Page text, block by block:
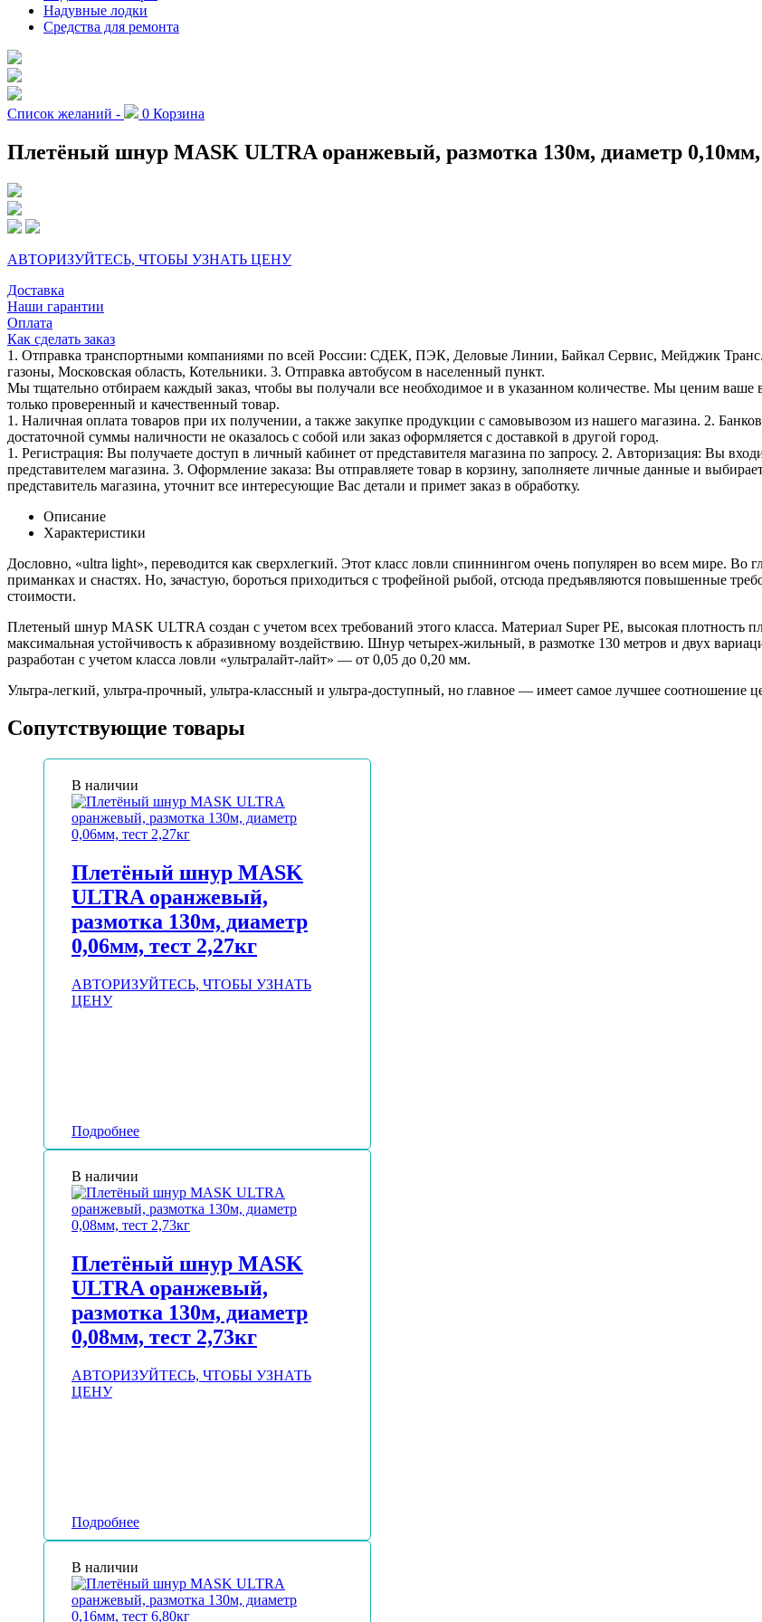
Надувные лодки
Средства для ремонта
Список желаний - 0 Корзина
Плетёный шнур MASK ULTRA оранжевый, размотка 130м, диаметр 0,10мм,
АВТОРИЗУЙТЕСЬ, ЧТОБЫ УЗНАТЬ ЦЕНУ
Доставка
Наши гарантии
Оплата
Как сделать заказ
1. Отправка транспортными компаниями по всей России: СДЕК, ПЭК, Деловые Линии, Байкал Сервис, Мейджик Транс.
газоны, Московская область, Котельники. 3. Отправка автобусом в населенный пункт.
Мы тщательно отбираем каждый заказ, чтобы вы получали все необходимое и в указанном количестве. Мы ценим
только проверенный и качественный товар.
1. Наличная оплата товаров при их получении, а также закупке продукции с самовывозом из нашего магазина. 2.
достаточной суммы наличности не оказалось с собой или заказ оформляется с доставкой в другой город.
1. Регистрация: Вы получаете доступ в личный кабинет от представителя магазина по запросу. 2. Авторизация: Вы
представителем магазина. 3. Оформление заказа: Вы отправляете товар в корзину, заполняете личные данные и
представитель магазина, уточнит все интересующие Вас детали и примет заказ в обработку.
Описание
Характеристики
Дословно, «ultra light», переводится как сверхлегкий. Этот класс ловли спиннингом очень популярен во всем мире. Во
приманках и снастях. Но, зачастую, бороться приходиться с трофейной рыбой, отсюда предъявляются повышенные
стоимости.
Плетеный шнур MASK ULTRA создан с учетом всех требований этого класса. Материал Super PE, высокая плотность
максимальная устойчивость к абразивному воздействию. Шнур четырех-жильный, в размотке 130 метров и двух
разработан с учетом класса ловли «ультралайт-лайт» — от 0,05 до 0,20 мм.
Ультра-легкий, ультра-прочный, ультра-классный и ультра-доступный, но главное — имеет самое лучшее
Сопутствующие товары
В наличии
Плетёный шнур MASK
ULTRA оранжевый,
размотка 130м, диаметр
0,06мм, тест 2,27кг
АВТОРИЗУЙТЕСЬ, ЧТОБЫ УЗНАТЬ
ЦЕНУ
Подробнее
В наличии
Плетёный шнур MASK
ULTRA оранжевый,
размотка 130м, диаметр
0,08мм, тест 2,73кг
АВТОРИЗУЙТЕСЬ, ЧТОБЫ УЗНАТЬ
ЦЕНУ
Подробнее
В наличии